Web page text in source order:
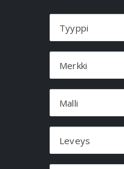
Tyyppi
Merkki
Malli
Leveys